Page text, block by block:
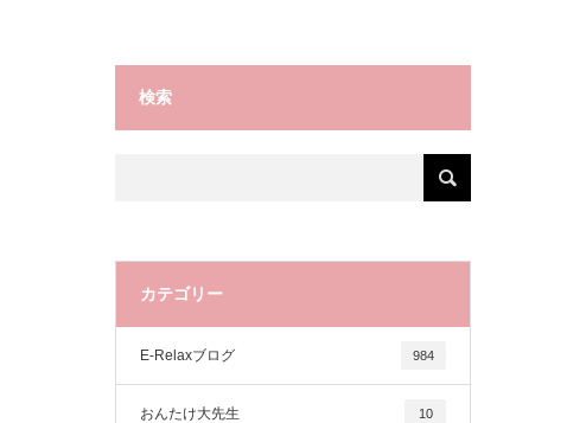
検索
カテゴリー
E-Relaxブログ 984
おんたけ大先生 10